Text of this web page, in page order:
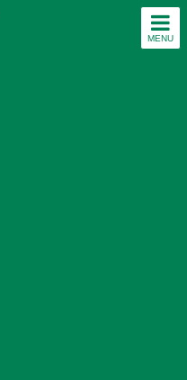
MENU